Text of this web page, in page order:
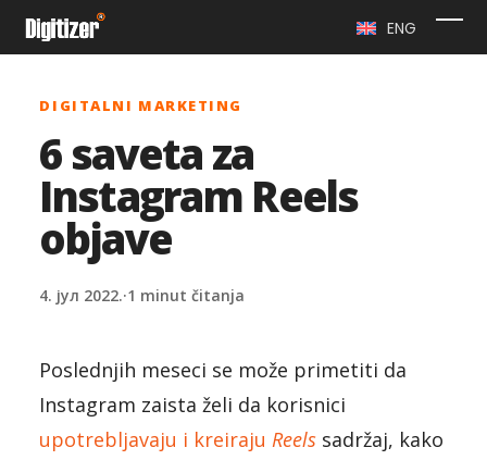
Skip
ENG
DIGITALNI MARKETING
6 saveta za
Instagram Reels
objave
4. јул 2022.·1 minut čitanja
Poslednjih meseci se može primetiti da
Instagram zaista želi da korisnici
upotrebljavaju i kreirajuReels sadržaj, kako